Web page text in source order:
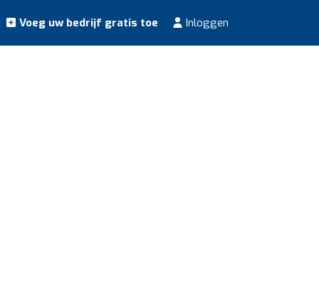
Voeg uw bedrijf gratis toe Inloggen